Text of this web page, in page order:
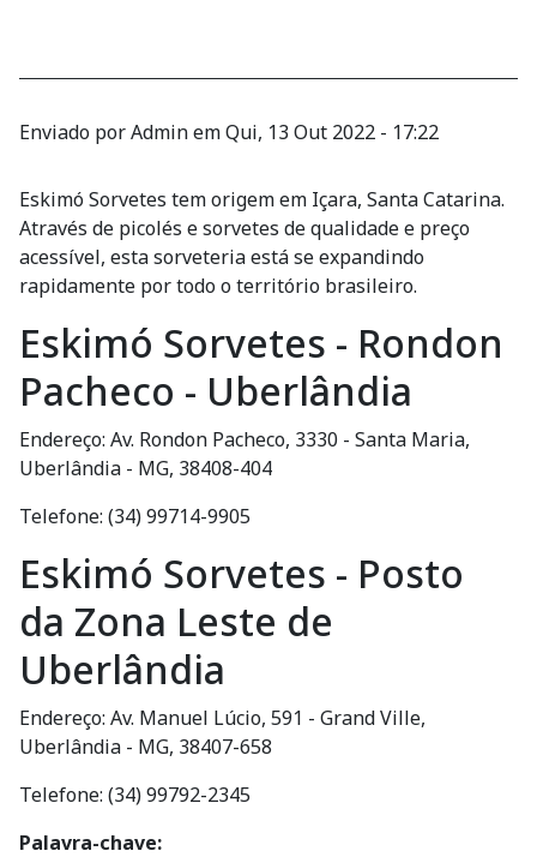
Enviado porAdminemQui, 13 Out 2022 - 17:22
Eskimó Sorvetes tem origem em Içara, Santa Catarina.
Através de picolés e sorvetes de qualidade e preço
acessível, esta sorveteria está se expandindo
rapidamente por todo o território brasileiro.
Eskimó Sorvetes - Rondon
Pacheco - Uberlândia
Endereço: Av. Rondon Pacheco, 3330 - Santa Maria,
Uberlândia - MG, 38408-404
Telefone: (34) 99714-9905
Eskimó Sorvetes - Posto
da Zona Leste de
Uberlândia
Endereço: Av. Manuel Lúcio, 591 - Grand Ville,
Uberlândia - MG, 38407-658
Telefone: (34) 99792-2345
Palavra-chave